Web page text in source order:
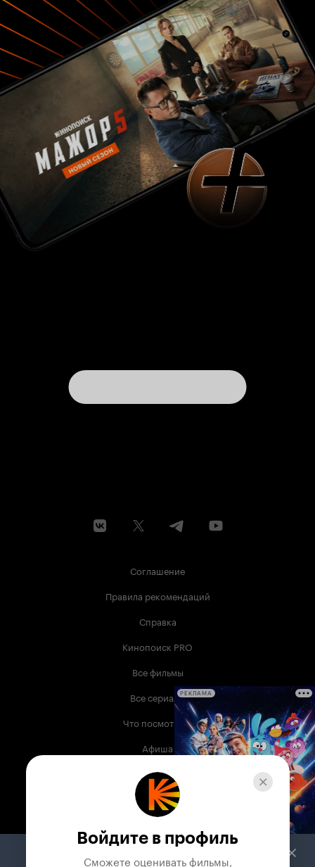
Соглашение
Правила рекомендаций
Справка
Кинопоиск PRO
Все фильмы
Все сериалы
Что посмотреть
Афиша
Музыка
Телепрограмма
Служба поддержки
РЕКЛАМА
Войдите в профиль
Сможете оценивать фильмы,